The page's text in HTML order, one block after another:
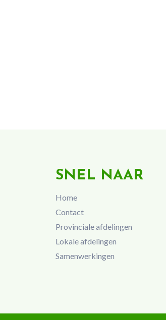
SNEL NAAR
Home
Contact
Provinciale afdelingen
Lokale afdelingen
Samenwerkingen